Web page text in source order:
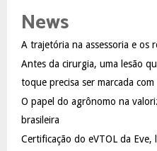
h
o
r
:
News
A trajetória na assessoria e os
Antes da cirurgia, uma lesão
toque precisa ser marcada com
O papel do agrônomo na
brasileira
Certificação do eVTOL da Eve,